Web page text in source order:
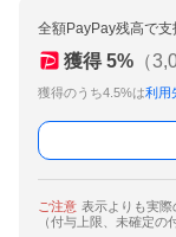
全額PayPay残高で
獲得 5% （
獲得のうち4.5%は利用
ご注意 表示よりも実
（付与上限、未確定の